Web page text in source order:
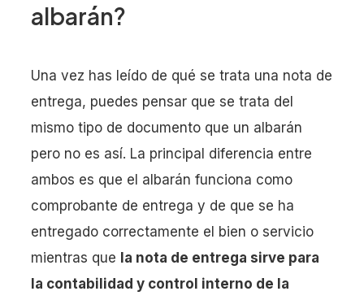
albarán?
Una vez has leído de qué se trata una nota de
entrega, puedes pensar que se trata del
mismo tipo de documento que un albarán
pero no es así. La principal diferencia entre
ambos es que el albarán funciona como
comprobante de entrega y de que se ha
entregado correctamente el bien o servicio
mientras que la nota de entrega sirve para
la contabilidad y control interno de la